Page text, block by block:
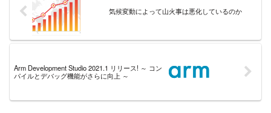
気候変動によって山火事は悪化しているのか
Arm Development Studio 2021.1 リリース! ～ コン
パイルとデバッグ機能がさらに向上 ～